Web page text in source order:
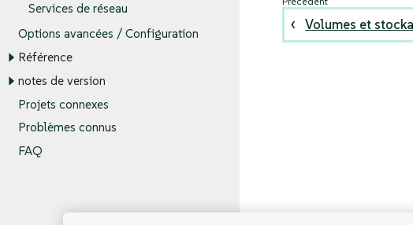
Services de réseau
Options avancées / Configuration
Référence
notes de version
Projets connexes
Problèmes connus
FAQ
Volumes et